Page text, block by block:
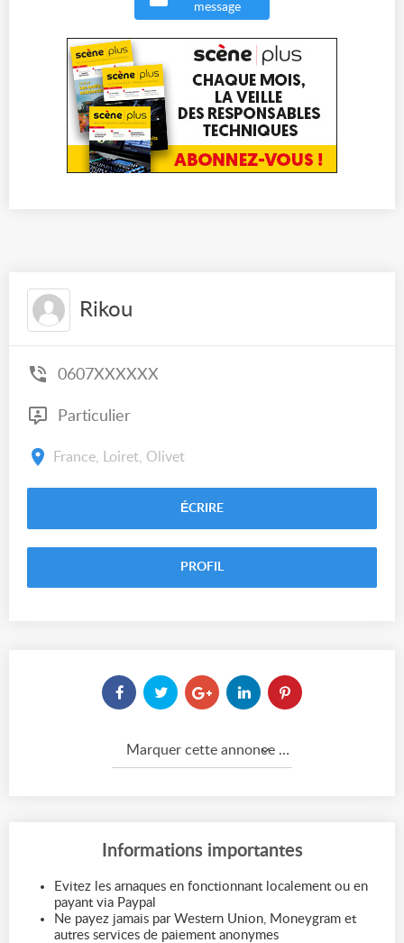
message
Rikou
0607XXXXXX
Particulier
France, Loiret, Olivet
ÉCRIRE
PROFIL
Marquer cette annonce comme...
Informations importantes
Evitez les arnaques en fonctionnant localement ou en
payant via Paypal
Ne payez jamais par Western Union, Moneygram et
autres services de paiement anonymes